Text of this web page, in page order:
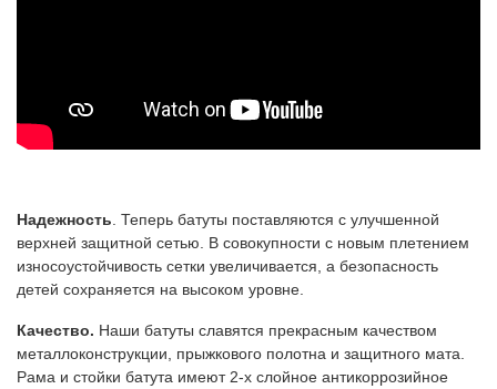
Надежность . Теперь батуты поставляются с улучшенной
верхней защитной сетью. В совокупности с новым плетением
износоустойчивость сетки увеличивается, а безопасность
детей сохраняется на высоком уровне.
Качество. Наши батуты славятся прекрасным качеством
металлоконструкции, прыжкового полотна и защитного мата.
Рама и стойки батута имеют 2-х слойное антикоррозийное